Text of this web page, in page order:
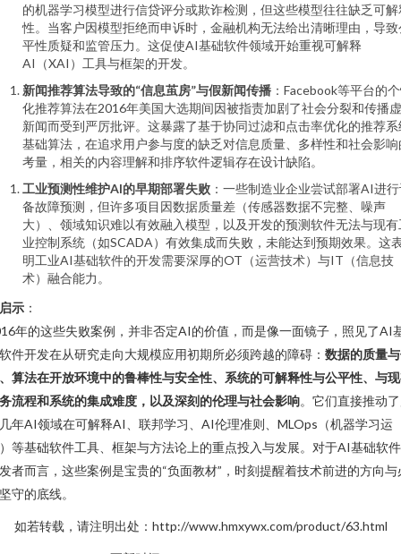
的机器学习模型进行信贷评分或欺诈检测，但这些模型往往缺乏可解
性。当客户因模型拒绝而申诉时，金融机构无法给出清晰理由，导致
平性质疑和监管压力。这促使AI基础软件领域开始重视可解释
AI（XAI）工具与框架的开发。
新闻推荐算法导致的“信息茧房”与假新闻传播 ：Facebook等平台的
化推荐算法在2016年美国大选期间因被指责加剧了社会分裂和传播
新闻而受到严厉批评。这暴露了基于协同过滤和点击率优化的推荐系
基础算法，在追求用户参与度的缺乏对信息质量、多样性和社会影响
考量，相关的内容理解和排序软件逻辑存在设计缺陷。
工业预测性维护AI的早期部署失败 ：一些制造业企业尝试部署AI进
备故障预测，但许多项目因数据质量差（传感器数据不完整、噪声
大）、领域知识难以有效融入模型，以及开发的预测软件无法与现有
业控制系统（如SCADA）有效集成而失败，未能达到预期效果。这
明工业AI基础软件的开发需要深厚的OT（运营技术）与IT（信息技
术）融合能力。
示 ：
年的这些失败案例，并非否定AI的价值，而是像一面镜子，照见了AI
件开发在从研究走向大规模应用初期所必须跨越的障碍： 数据的质量
算法在开放环境中的鲁棒性与安全性、系统的可解释性与公平性、与
流程和系统的集成难度，以及深刻的伦理与社会影响。它们直接推动
年AI领域在可解释AI、联邦学习、AI伦理准则、MLOps（机器学习运
等基础软件工具、框架与方法论上的重点投入与发展。对于AI基础软
者而言，这些案例是宝贵的“负面教材”，时刻提醒着技术前进的方向与
守的底线。
如若转载，请注明出处：http://www.hmxywx.com/product/63.html